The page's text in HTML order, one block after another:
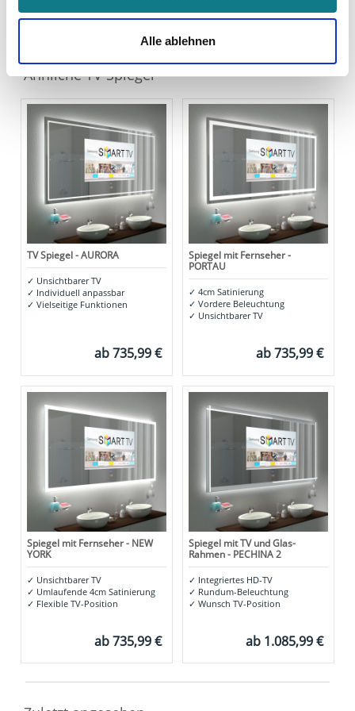
zu den genannten Zwecken ein.
Ihre Einwilligung können Sie jederzeit mit Wirkung für die
Zukunft widerrufen. Am einfachsten ist es, wenn Sie dazu
unter "Cookies" Ihre getroffene Auswahl anpassen. Durch
den Widerruf der Einwilligung wird die vorherige
Verarbeitung nicht berührt.
|Datenschutz
Alle ablehnen
Ähnliche TV Spiegel
TV Spiegel - AURORA
✓ Unsichtbarer TV
✓ Individuell anpassbar
✓ Vielseitige Funktionen
ab735,99 €
Spiegel mit Fernseher -
PORTAU
✓ 4cm Satinierung
✓ Vordere Beleuchtung
✓ Unsichtbarer TV
ab735,99 €
Spiegel mit Fernseher - NEW
YORK
✓ Unsichtbarer TV
✓ Umlaufende 4cm Satinierung
✓ Flexible TV-Position
ab735,99 €
Spiegel mit TV und Glas-
Rahmen - PECHINA 2
✓ Integriertes HD-TV
✓ Rundum-Beleuchtung
✓ Wunsch TV-Position
ab 1.085,99 €